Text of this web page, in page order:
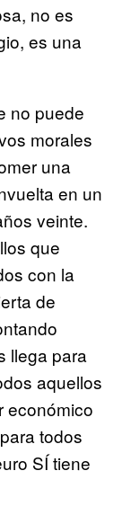
no es
es una
no puede
morales
una
en un
veinte.
que
con la
de
llega para
aquellos
económico
todos
SÍ tiene